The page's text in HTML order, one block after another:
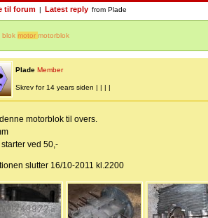
til forum Latest reply from Plade
blok motor motorblok
Plade Member
Skrev for 14 years siden | | | |
motorblok til overs.
ved 50,-
slutter 16/10-2011 kl.2200